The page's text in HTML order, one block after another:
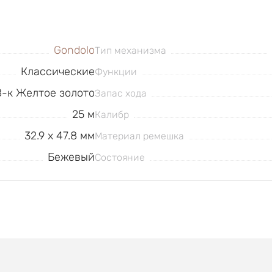
Gondolo
Классические
к Желтое золото
25 м
32.9 x 47.8 мм
Бежевый
Тип механизма
Функции
Запас хода
Калибр
Материал ремешка
Состояние